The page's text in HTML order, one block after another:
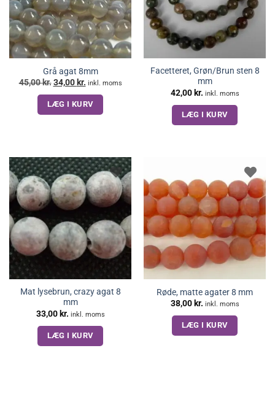
Grå agat 8mm
45,00kr. Den
oprindelige
pris
var:
45,00 kr..
34,00 kr.Den
aktuelle
pris
er:
34,00 kr..
inkl. moms
LÆG I KURV
Facetteret, Grøn/Brun sten 8
mm
42,00 kr. inkl. moms
LÆG I KURV
Mat lysebrun, crazy agat 8
mm
33,00kr. inkl. moms
LÆG I KURV
Røde, matte agater 8 mm
38,00 kr. inkl. moms
LÆG I KURV